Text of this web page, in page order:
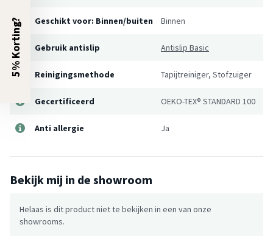
Geschikt voor: Binnen/buiten Binnen
Gebruik antislip Antislip Basic
Reinigingsmethode Tapijtreiniger, Stofzuiger
Gecertificeerd OEKO-TEX® STANDARD 100
Anti allergie Ja
Bekijk mij in de showroom
Helaas is dit product niet te bekijken in een van onze
showrooms.
5% Korting?